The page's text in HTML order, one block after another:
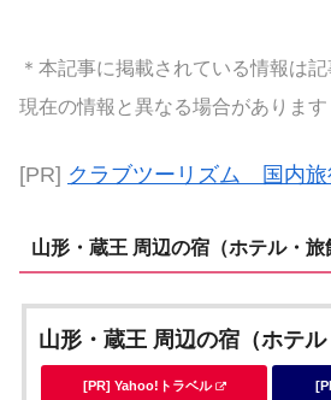
＊本記事に掲載されている情報は記
現在の情報と異なる場合があります
[PR] クラブツーリズム 国内旅
山形・蔵王 周辺の宿（ホテル・旅
山形・蔵王 周辺の宿（ホテ
[PR] Yahoo!トラベル